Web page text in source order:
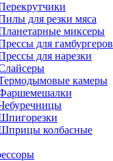
для резки мяса
миксеры
для гамбургеров
для нарезки
камеры
колбасные